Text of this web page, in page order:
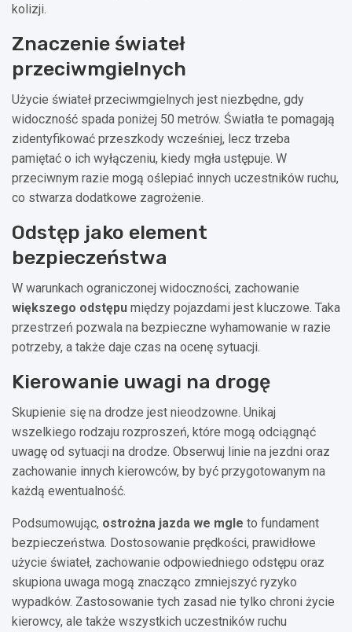
kolizji.
Znaczenie świateł
przeciwmgielnych
Użycie świateł przeciwmgielnych jest niezbędne, gdy
widoczność spada poniżej 50 metrów. Światła te pomagają
zidentyfikować przeszkody wcześniej, lecz trzeba
pamiętać o ich wyłączeniu, kiedy mgła ustępuje. W
przeciwnym razie mogą oślepiać innych uczestników ruchu,
co stwarza dodatkowe zagrożenie.
Odstęp jako element
bezpieczeństwa
W warunkach ograniczonej widoczności, zachowanie
większego odstępu między pojazdami jest kluczowe. Taka
przestrzeń pozwala na bezpieczne wyhamowanie w razie
potrzeby, a także daje czas na ocenę sytuacji.
Kierowanie uwagi na drogę
Skupienie się na drodze jest nieodzowne. Unikaj
wszelkiego rodzaju rozproszeń, które mogą odciągnąć
uwagę od sytuacji na drodze. Obserwuj linie na jezdni oraz
zachowanie innych kierowców, by być przygotowanym na
każdą ewentualność.
Podsumowując, ostrożna jazda we mgle to fundament
bezpieczeństwa. Dostosowanie prędkości, prawidłowe
użycie świateł, zachowanie odpowiedniego odstępu oraz
skupiona uwaga mogą znacząco zmniejszyć ryzyko
wypadków. Zastosowanie tych zasad nie tylko chroni życie
kierowcy, ale także wszystkich uczestników ruchu